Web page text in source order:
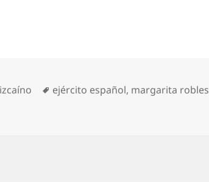
Etiquetas
ejército español, margarita robles